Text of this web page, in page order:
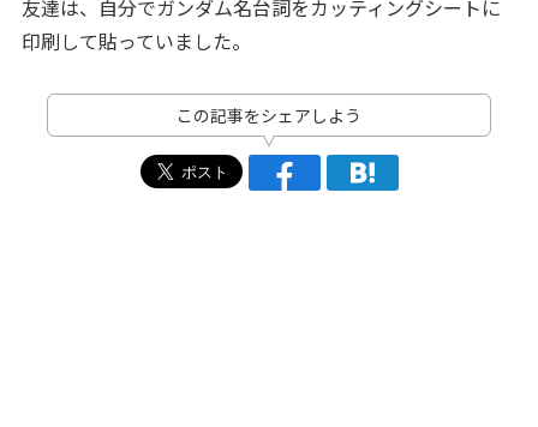
友達は、自分でガンダム名台詞をカッティングシートに
印刷して貼っていました。
この記事をシェアしよう